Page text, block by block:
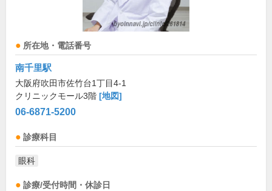
所在地・電話番号
南千里駅
大阪府吹田市佐竹台1丁目4-1
クリニックモール3階 [地図]
06-6871-5200
診療科目
眼科
診療/受付時間・休診日